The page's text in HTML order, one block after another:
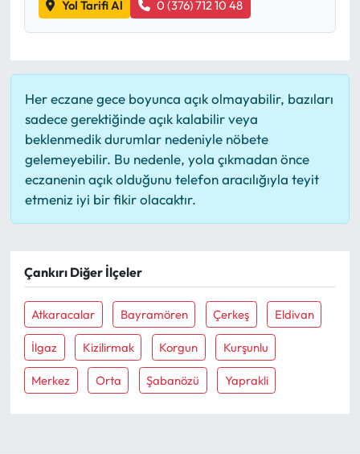
Yol Tarifi Al 0 (376) 712 10 48
Her eczane gece boyunca açık olmayabilir, bazıları
sadece gerektiğinde açık kalabilir veya
beklenmedik durumlar nedeniyle nöbete
gelemeyebilir. Bu nedenle, yola çıkmadan önce
eczanenin açık olduğunu telefon aracılığıyla teyit
etmeniz iyi bir fikir olacaktır.
Çankırı Diğer İlçeler
Atkaracalar Bayramören Çerkeş Eldivan
İlgaz Kizilirmak Korgun Kurşunlu
Merkez Orta Şabanözü Yaprakli